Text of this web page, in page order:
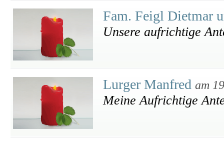
Fam. Feigl Dietmar
Unsere aufrichtige
Lurger Manfred am
Meine Aufrichtige